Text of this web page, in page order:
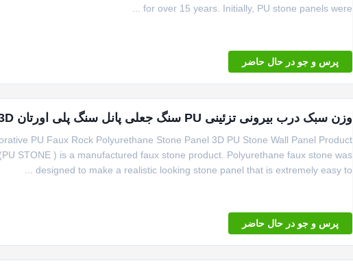
for over 15 years. Initially, PU stone panels were ...
پرس و جو در حال حاضر
وزن سبک درب بیرونی تزئینی PU سنگ جعلی پانل سنگ پلی اورتان 3D پانل دیواری سنگ PU
PU Faux Rock Polyurethane Stone Panel 3D PU Stone Wall Panel Product
STONE ) is a manufactured faux stone product. Polyurethane faux stone was
designed to make a realistic looking stone panel that is extremely easy to ...
پرس و جو در حال حاضر